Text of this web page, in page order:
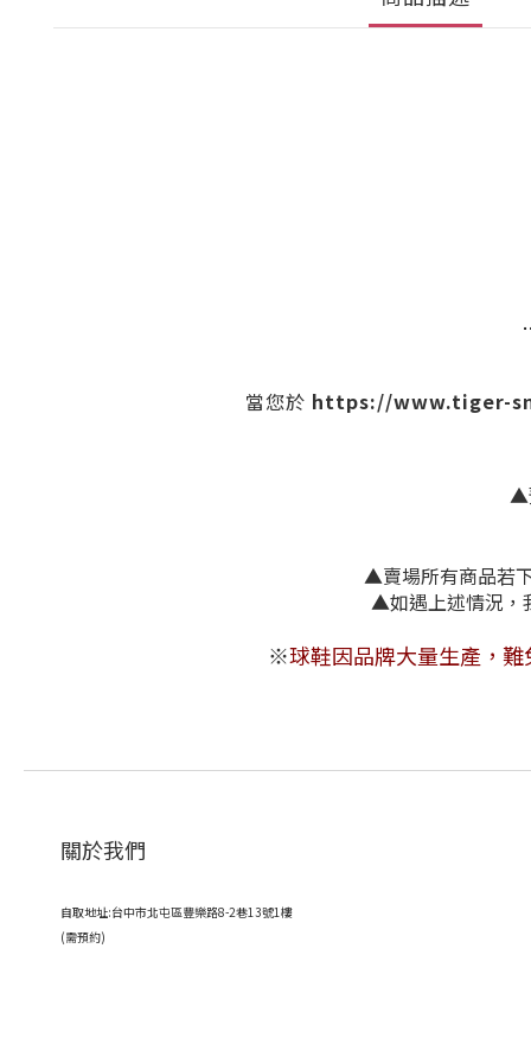
當您於 https://www.tiger-
▲
▲賣場所有商品若
▲如遇上述
※球鞋因品牌大量生產，難
關於我們
自取地址:台中市北屯區豐樂路8-2巷13號1樓
(需預約)